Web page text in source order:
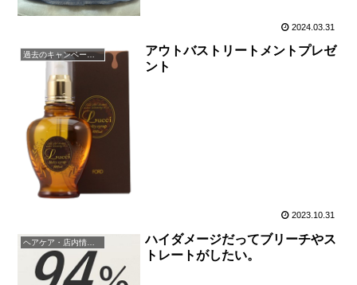
2024.03.31
過去のキャンペーン・イベント
アウトバストリートメントプレゼ
ント
2023.10.31
ヘアケア・店内情報（キャンペーン以外）など
ハイダメージだってブリーチやス
トレートがしたい。